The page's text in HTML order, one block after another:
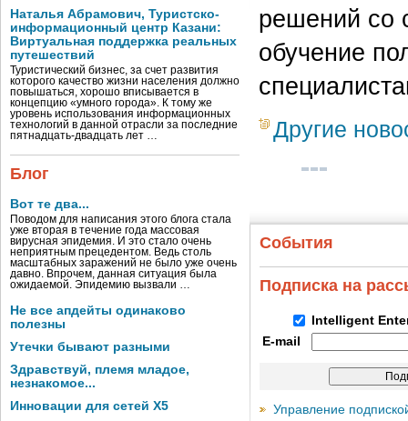
Наталья Абрамович, Туристско-
информационный центр Казани:
Виртуальная поддержка реальных
путешествий
Туристический бизнес, за счет развития
которого качество жизни населения должно
повышаться, хорошо вписывается в
концепцию «умного города». К тому же
уровень использования информационных
технологий в данной отрасли за последние
пятнадцать-двадцать лет …
Блог
Вот те два...
Поводом для написания этого блога стала
уже вторая в течение года массовая
вирусная эпидемия. И это стало очень
неприятным прецедентом. Ведь столь
масштабных заражений не было уже очень
давно. Впрочем, данная ситуация была
ожидаемой. Эпидемию вызвали …
Не все апдейты одинаково
полезны
Утечки бывают разными
Здравствуй, племя младое,
незнакомое...
Инновации для сетей X5
решений со
обучение
Другие
События
Подписка на
Intelligent
E-mail
Управление